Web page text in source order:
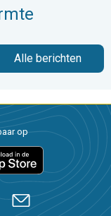
Alle berichten
op